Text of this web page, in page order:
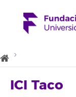
ICI Taco